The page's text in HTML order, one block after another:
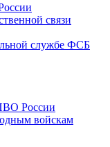
связи
службе ФСБ
России
войскам